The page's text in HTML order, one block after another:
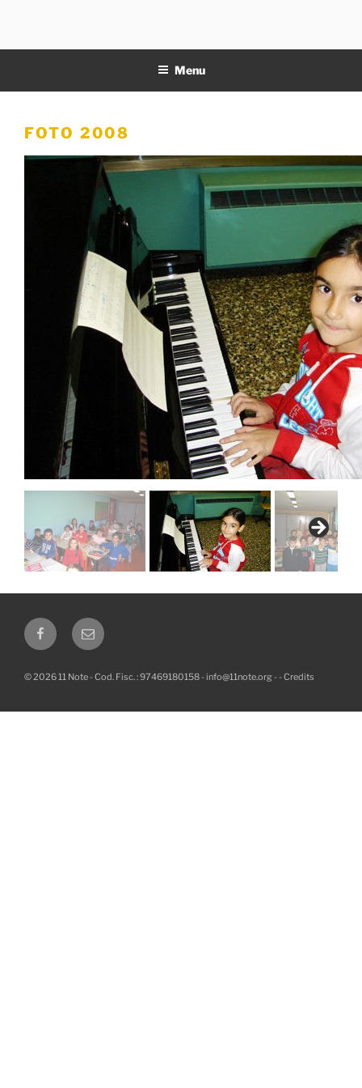
contenuto
Menu
FOTO 2008
FacebookEmail
© 2026 11 Note - Cod. Fisc. : 97469180158 -info@11note.org - -Credits